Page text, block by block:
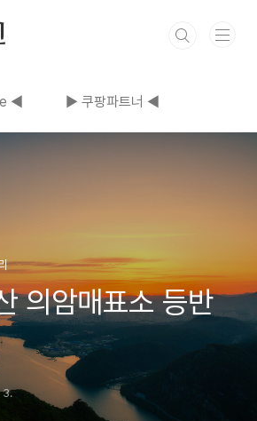
◀ ▶ 쿠팡파트너 ◀
의암매표소 등반
3.